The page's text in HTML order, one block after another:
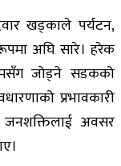
खड्काले पर्यटन,
अघि सारे। हरेक
जोड्ने सडकको
प्रभावकारी
जनशक्तिलाई अवसर